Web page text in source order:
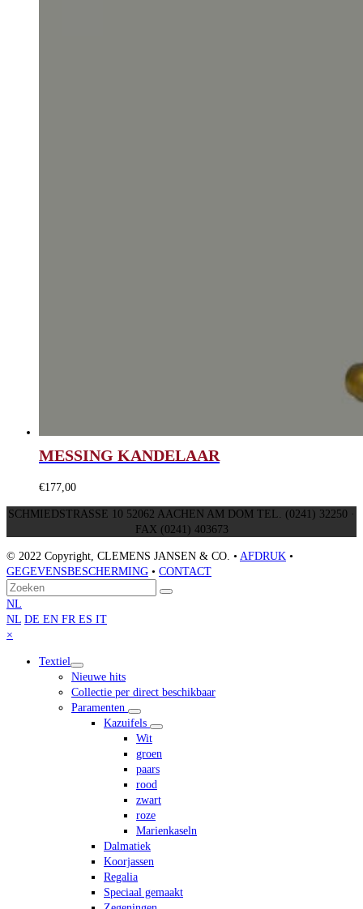
MESSING KANDELAAR
€177,00
SCHMIEDSTRASSE 10 52062 AACHEN AM DOM TEL. (0241) 32250 ·
FAX (0241) 403673
© 2022 Copyright, CLEMENS JANSEN & CO. • AFDRUK •
GEGEVENSBESCHERMING • CONTACT
Terug
naar
boven
Zoeken
Verzenden
NL
NL DE EN FR ES IT
×
menu
Textiel
Nieuwe hits
Collectie per direct beschikbaar
Paramenten
Kazuifels
Wit
groen
paars
rood
zwart
roze
Marienkaseln
Dalmatiek
Koorjassen
Regalia
Speciaal gemaakt